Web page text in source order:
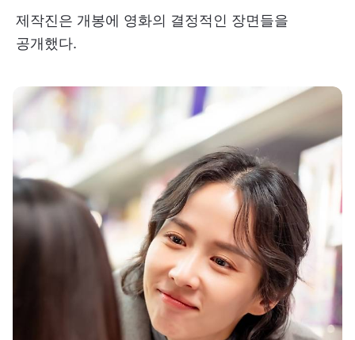
제작진은 개봉에 영화의 결정적인 장면들을
공개했다.